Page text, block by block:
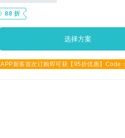
88 折
选择方案
APP新客首次订购即可获【95折优惠】Code：